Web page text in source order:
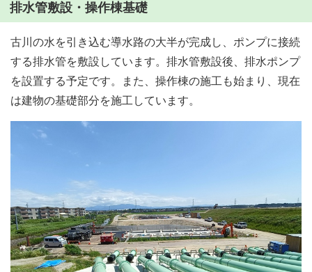
排水管敷設・操作棟基礎
古川の水を引き込む導水路の大半が完成し、ポンプに接続
する排水管を敷設しています。排水管敷設後、排水ポンプ
を設置する予定です。また、操作棟の施工も始まり、現在
は建物の基礎部分を施工しています。